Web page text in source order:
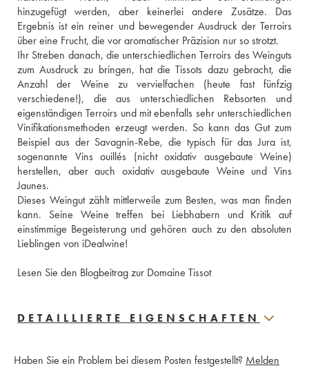
hinzugefügt werden, aber keinerlei andere Zusätze. Das
Ergebnis ist ein reiner und bewegender Ausdruck der Terroirs
über eine Frucht, die vor aromatischer Präzision nur so strotzt.
Ihr Streben danach, die unterschiedlichen Terroirs des Weinguts
zum Ausdruck zu bringen, hat die Tissots dazu gebracht, die
Anzahl der Weine zu vervielfachen (heute fast fünfzig
verschiedene!), die aus unterschiedlichen Rebsorten und
eigenständigen Terroirs und mit ebenfalls sehr unterschiedlichen
Vinifikationsmethoden erzeugt werden. So kann das Gut zum
Beispiel aus der Savagnin-Rebe, die typisch für das Jura ist,
sogenannte Vins ouillés (nicht oxidativ ausgebaute Weine)
herstellen, aber auch oxidativ ausgebaute Weine und Vins
Jaunes.
Dieses Weingut zählt mittlerweile zum Besten, was man finden
kann. Seine Weine treffen bei Liebhabern und Kritik auf
einstimmige Begeisterung und gehören auch zu den absoluten
Lieblingen von iDealwine!
Lesen Sie den Blogbeitrag zur Domaine Tissot
DETAILLIERTE EIGENSCHAFTEN
Haben Sie ein Problem bei diesem Posten festgestellt? Melden